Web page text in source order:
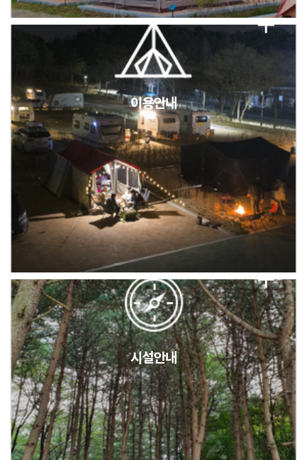
캠핑장(9월1일~6일) 미운영 공지
2026년 5월 캠핑장 안점 점검의 날 변경 안내
캠핑장(9월1일~6일) 미운영 공지
[6/1]전산시스템 점검 및 안정화에 따른 서비스 이용 제한 안내
이용안내
시설안내